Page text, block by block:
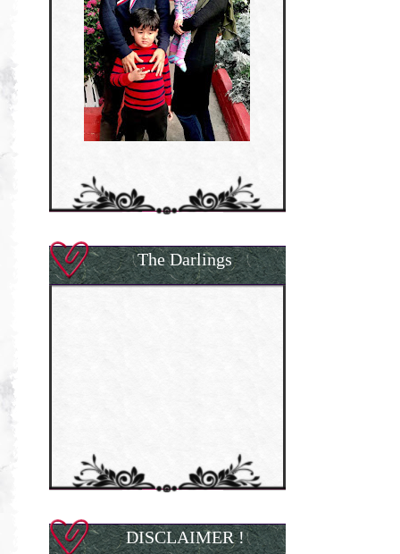
The Darlings
DISCLAIMER !